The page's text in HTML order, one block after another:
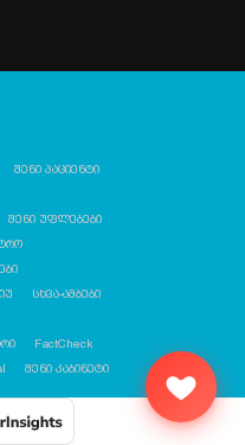
შენი პაციენტი
შენი უფლებები
სხვა-ამბები
FactCheck
შენი კაბინეტი